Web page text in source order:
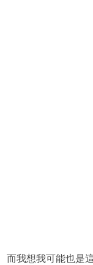
而我想我可能也是